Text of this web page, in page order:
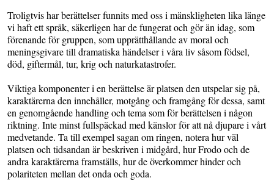
Troligtvis har berättelser funnits med oss i mänskligheten lika länge
vi haft ett språk, säkerligen har de fungerat och gör än idag, som
förenande för gruppen, som upprätthållande av moral och
meningsgivare till dramatiska händelser i våra liv såsom födsel,
död, giftermål, tur, krig och naturkatastrofer.
Viktiga komponenter i en berättelse är platsen den utspelar sig på,
karaktärerna den innehåller, motgång och framgång för dessa, samt
en genomgående handling och tema som för berättelsen i någon
riktning. Inte minst fullspäckad med känslor för att nå djupare i vårt
medvetande. Ta till exempel sagan om ringen, notera hur väl
platsen och tidsandan är beskriven i midgård, hur Frodo och de
andra karaktärerna framställs, hur de överkommer hinder och
polariteten mellan det onda och goda.